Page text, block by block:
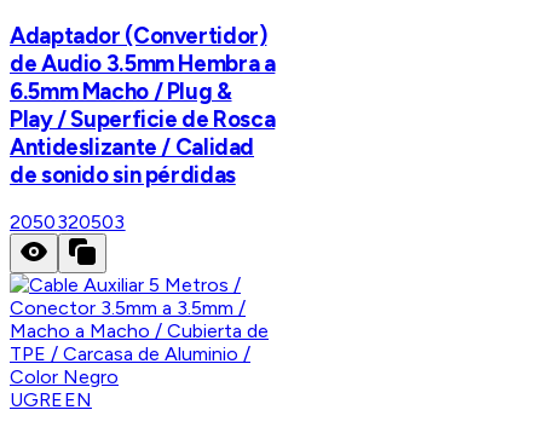
Adaptador (Convertidor)
de Audio 3.5mm Hembra a
6.5mm Macho / Plug &
Play / Superficie de Rosca
Antideslizante / Calidad
de sonido sin pérdidas
2050320503
UGREEN